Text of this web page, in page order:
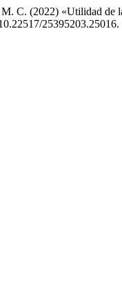
C. (2022) «Utilidad de
25395203.25016.